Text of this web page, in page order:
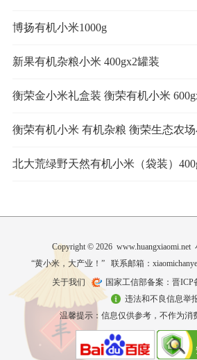
博扬有机小米1000g
新果有机杂粮小米 400gx2罐装
衡荣金小米礼盒装 衡荣有机小米
衡荣有机小米 有机杂粮 衡荣生态农场
北大荒绿野天然有机小米（袋装）
Copyright © 2026
“黄小米，大产业！” 联系邮箱：
关于我们
国家工信部备案：晋ICP
违法和不良信息举
温馨提示：信息仅供参考，不作为消